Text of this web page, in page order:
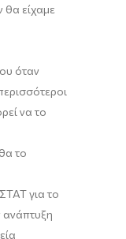
θα είχαμε
όταν
να το
το
για το
ανάπτυξη